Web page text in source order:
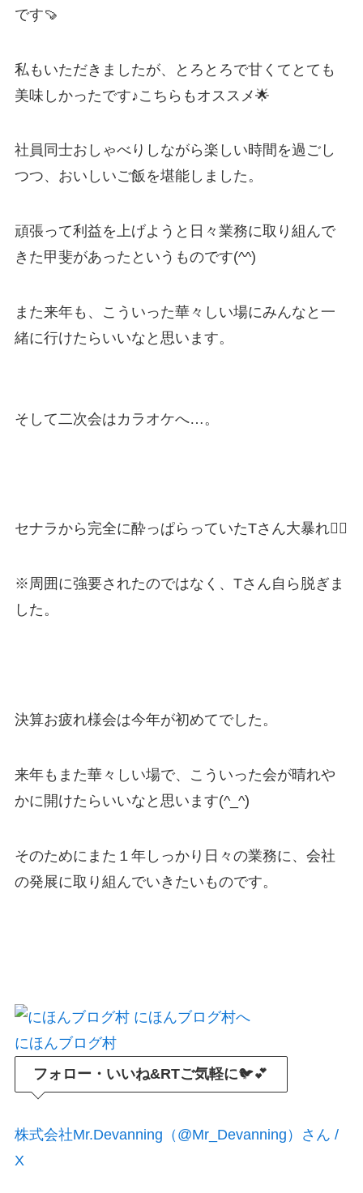
です🍠
私もいただきましたが、とろとろで甘くてとても
美味しかったです♪こちらもオススメ🌟
社員同士おしゃべりしながら楽しい時間を過ごし
つつ、おいしいご飯を堪能しました。
頑張って利益を上げようと日々業務に取り組んで
きた甲斐があったというものです(^^)
また来年も、こういった華々しい場にみんなと一
緒に行けたらいいなと思います。
そして二次会はカラオケへ…。
セナラから完全に酔っぱらっていたTさん大暴れ🤸‍♂️
※周囲に強要されたのではなく、Tさん自ら脱ぎま
した。
決算お疲れ様会は今年が初めてでした。
来年もまた華々しい場で、こういった会が晴れや
かに開けたらいいなと思います(^_^)
そのためにまた１年しっかり日々の業務に、会社
の発展に取り組んでいきたいものです。
にほんブログ村
フォロー・いいね&RTご気軽に🐦💕
株式会社Mr.Devanning（@Mr_Devanning）さん /
X